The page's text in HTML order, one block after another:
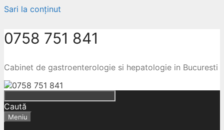
Sari la conținut
0758 751 841
Cabinet de gastroenterologie si hepatologie in Bucuresti
Caută
Meniu